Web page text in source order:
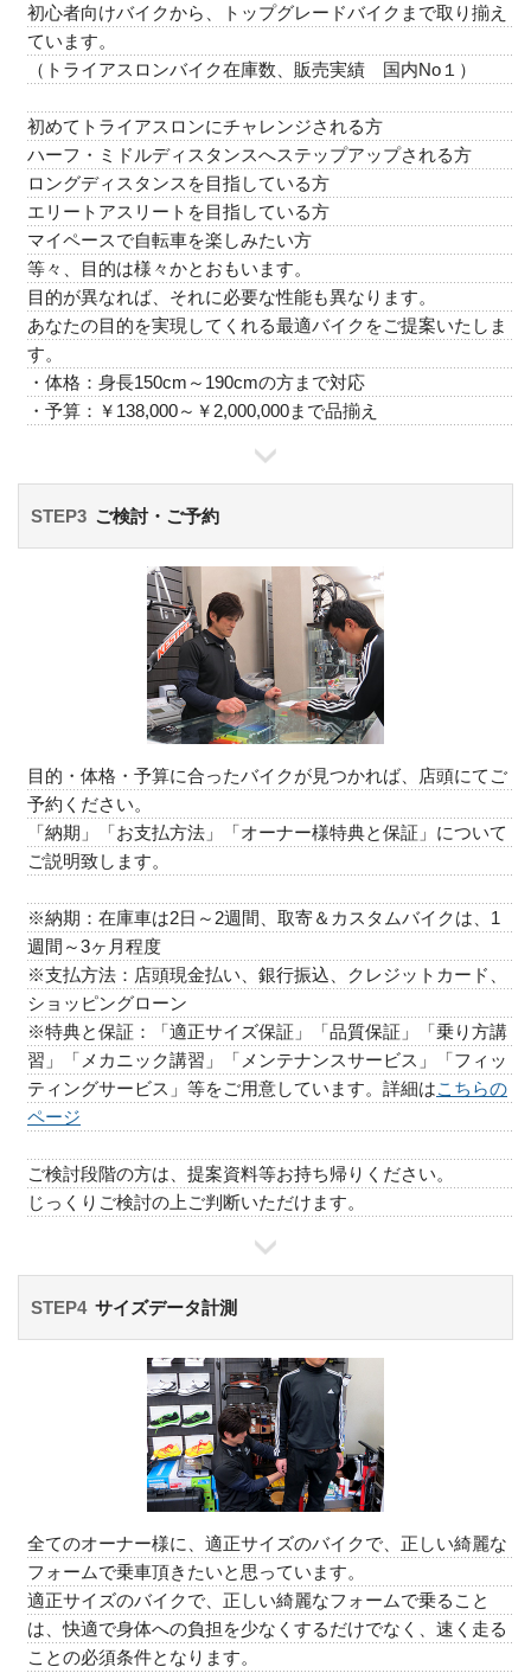
初心者向けバイクから、トップグレードバイクまで取り揃え
ています。
（トライアスロンバイク在庫数、販売実績 国内No１）
初めてトライアスロンにチャレンジされる方
ハーフ・ミドルディスタンスへステップアップされる方
ロングディスタンスを目指している方
エリートアスリートを目指している方
マイペースで自転車を楽しみたい方
等々、目的は様々かとおもいます。
目的が異なれば、それに必要な性能も異なります。
あなたの目的を実現してくれる最適バイクをご提案いたしま
す。
・体格：身長150cm～190cmの方まで対応
・予算：￥138,000～￥2,000,000まで品揃え
STEP3 ご検討・ご予約
目的・体格・予算に合ったバイクが見つかれば、店頭にてご
予約ください。
「納期」「お支払方法」「オーナー様特典と保証」について
ご説明致します。
※納期：在庫車は2日～2週間、取寄＆カスタムバイクは、1
週間～3ヶ月程度
※支払方法：店頭現金払い、銀行振込、クレジットカード、
ショッピングローン
※特典と保証：「適正サイズ保証」「品質保証」「乗り方講
習」「メカニック講習」「メンテナンスサービス」「フィッ
ティングサービス」等をご用意しています。詳細はこちらの
ページ
ご検討段階の方は、提案資料等お持ち帰りください。
じっくりご検討の上ご判断いただけます。
STEP4 サイズデータ計測
全てのオーナー様に、適正サイズのバイクで、正しい綺麗な
フォームで乗車頂きたいと思っています。
適正サイズのバイクで、正しい綺麗なフォームで乗ること
は、快適で身体への負担を少なくするだけでなく、速く走る
ことの必須条件となります。